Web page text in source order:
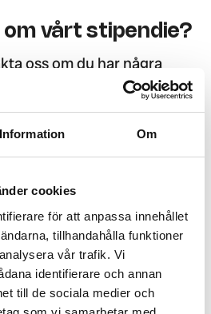
Information Om
cookies
för att anpassa innehållet
tillhandahålla funktioner
vår trafik. Vi
identifierare och annan
till de sociala medier och
om vårt stipendie?
ossom du har några
in din
vårt